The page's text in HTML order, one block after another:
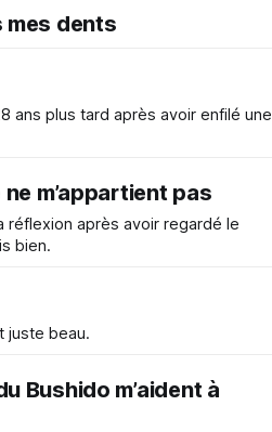
mes dents
ans plus tard après avoir enfilé une
m’appartient pas
réflexion après avoir regardé le
bien.
juste beau.
Bushido m’aident à